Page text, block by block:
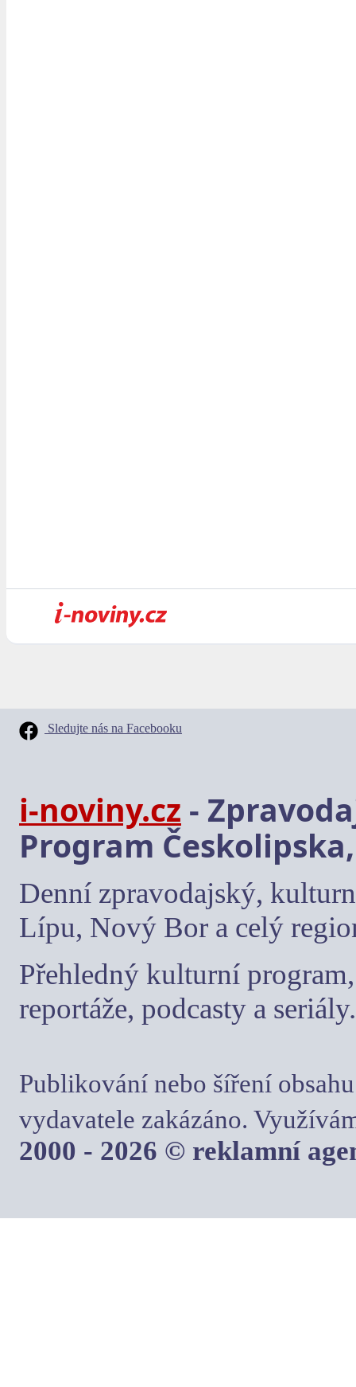
Sledujte nás na Facebooku
i-noviny.cz -
Program
Denní zpravodajský,
Lípu, Nový Bor a celý
Přehledný kulturní
reportáže, podcasty a seriály.
Publikování nebo šíření
vydavatele zakázáno.
2000 - 2026 © reklamní